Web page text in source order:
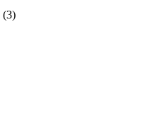
(3)